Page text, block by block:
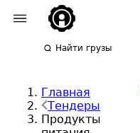
Найти грузы
Главная
Тендеры
Продукты